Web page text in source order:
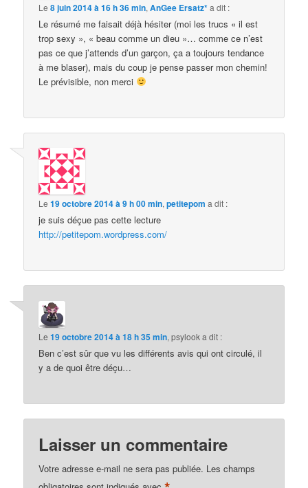
Le8 juin 2014 à 16 h 36 min,AnGee Ersatz*a dit :
Le résumé me faisait déjà hésiter (moi les trucs « il est
trop sexy », « beau comme un dieu »… comme ce n’est
pas ce que j’attends d’un garçon, ça a toujours tendance
à me blaser), mais du coup je pense passer mon chemin!
Le prévisible, non merci
Le19 octobre 2014 à 9 h 00 min,petitepom a dit :
je suis déçue pas cette lecture
http://petitepom.wordpress.com/
Le19 octobre 2014 à 18 h 35 min,psylooka dit :
Ben c’est sûr que vu les différents avis qui ont circulé, il
y a de quoi être déçu…
Laisser un commentaire
Votre adresse e-mail ne sera pas publiée. Les champs